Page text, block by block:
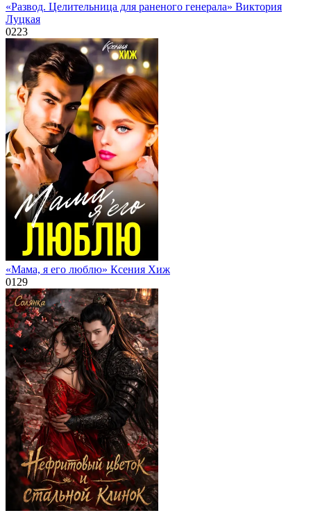
«Развод. Целительница для раненого генерала» Виктория
Луцкая
0223
«Мама, я его люблю» Ксения Хиж
0129